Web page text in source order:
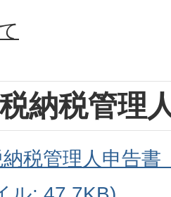
納税管理
税管理人申告書